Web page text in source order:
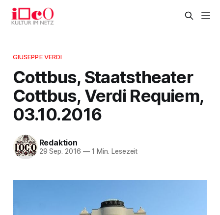
GIUSEPPE VERDI
Cottbus, Staatstheater
Cottbus, Verdi Requiem,
03.10.2016
Redaktion
29 Sep. 2016 —1 Min. Lesezeit